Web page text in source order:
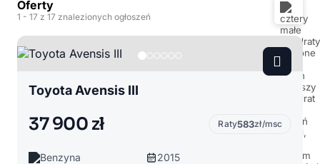
Oferty
1 - 17 z 17 znalezionych ogłoszeń
Toyota Avensis III
37 900 zł Raty583zł/msc
Benzyna
2015